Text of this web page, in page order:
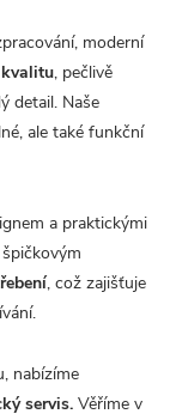
moderní
kvalitu, pečlivě
detail. Naše
ale také funkční
a praktickými
, což zajišťuje
nabízíme
servis. Věříme v